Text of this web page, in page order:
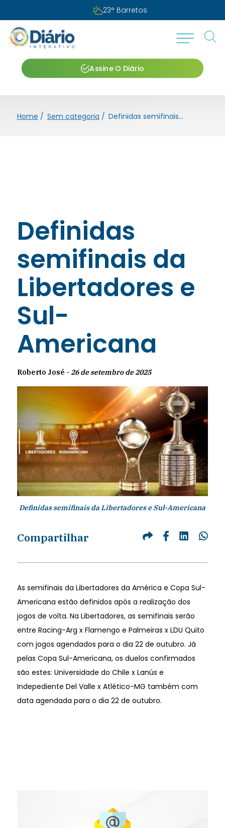
23° Barretos
Assine O Diário
Home / Sem categoria / Definidas semifinais da Libertadores e Sul-Americana
Definidas
semifinais da
Libertadores e
Sul-
Americana
Roberto José - 26 de setembro de 2025
Definidas semifinais da Libertadores e Sul-Americana
Compartilhar
As semifinais da Libertadores da América e Copa Sul-
Americana estão definidos após a realização dos
jogos de volta. Na Libertadores, as semifinais serão
entre Racing-Arg x Flamengo e Palmeiras x LDU Quito
com jogos agendados para o dia 22 de outubro. Já
pelas Copa Sul-Americana, os duelos confirmados
são estes: Universidade do Chile x Lanús e
Indepediente Del Valle x Atlético-MG também com
data agendada para o dia 22 de outubro.